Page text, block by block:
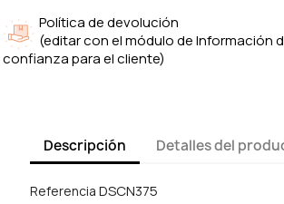
Política de devolución
(editar con el módulo de Información
confianza para el cliente)
Descripción Detalles del
Referencia DSCN375